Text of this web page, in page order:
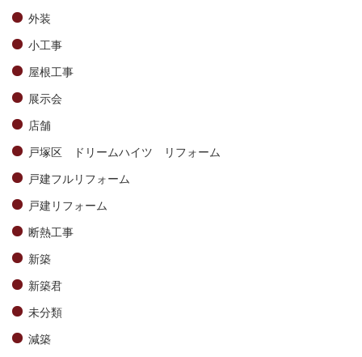
外装
小工事
屋根工事
展示会
店舗
戸塚区 ドリームハイツ リフォーム
戸建フルリフォーム
戸建リフォーム
断熱工事
新築
新築君
未分類
減築